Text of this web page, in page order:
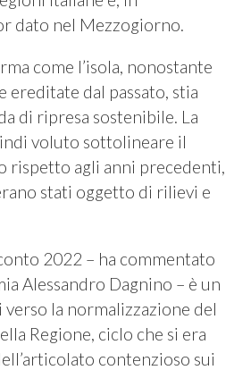
dato nel Mezzogiorno.
come l’isola, nonostante
ereditate dal passato, stia
di ripresa sostenibile. La
voluto sottolineare il
rispetto agli anni precedenti,
stati oggetto di rilievi e
2022 – ha commentato
Alessandro Dagnino – è un
la normalizzazione del
Regione, ciclo che si era
contenzioso sui